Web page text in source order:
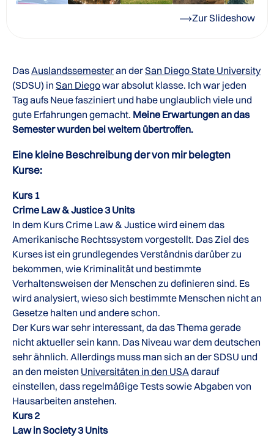
Zur Slideshow
DasAuslandssemesteran derSan Diego State University
(SDSU) in San Diegowar absolut klasse. Ich war jeden
Tag aufs Neue fasziniert und habe unglaublich viele und
gute Erfahrungen gemacht. Meine Erwartungen an das
Semester wurden bei weitem übertroffen.
Eine kleine Beschreibung der von mir belegten
Kurse:
Kurs 1
Crime Law & Justice 3 Units
In dem Kurs Crime Law & Justice wird einem das
Amerikanische Rechtssystem vorgestellt. Das Ziel des
Kurses ist ein grundlegendes Verständnis darüber zu
bekommen, wie Kriminalität und bestimmte
Verhaltensweisen der Menschen zu definieren sind. Es
wird analysiert, wieso sich bestimmte Menschen nicht an
Gesetze halten und andere schon.
Der Kurs war sehr interessant, da das Thema gerade
nicht aktueller sein kann. Das Niveau war dem deutschen
sehr ähnlich. Allerdings muss man sich an der SDSU und
an den meisten Universitäten in den USAdarauf
einstellen, dass regelmäßige Tests sowie Abgaben von
Hausarbeiten anstehen.
Kurs 2
Law in Society 3 Units